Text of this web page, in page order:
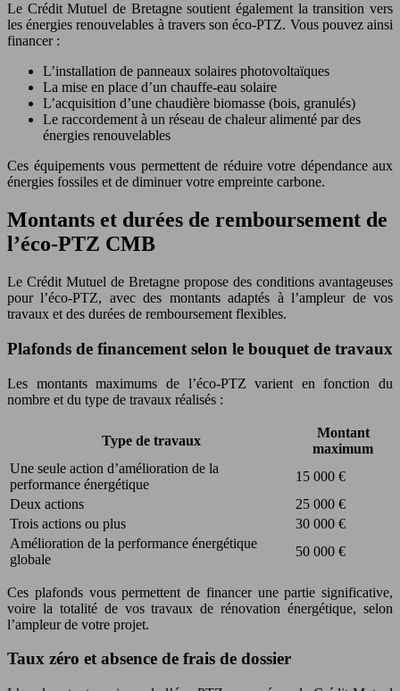
Le Crédit Mutuel de Bretagne soutient également la transition vers
les énergies renouvelables à travers son éco-PTZ. Vous pouvez ainsi
financer :
L’installation de panneaux solaires photovoltaïques
La mise en place d’un chauffe-eau solaire
L’acquisition d’une chaudière biomasse (bois, granulés)
Le raccordement à un réseau de chaleur alimenté par des
énergies renouvelables
Ces équipements vous permettent de réduire votre dépendance aux
énergies fossiles et de diminuer votre empreinte carbone.
Montants et durées de remboursement de
l’éco-PTZ CMB
Le Crédit Mutuel de Bretagne propose des conditions avantageuses
pour l’éco-PTZ, avec des montants adaptés à l’ampleur de vos
travaux et des durées de remboursement flexibles.
Plafonds de financement selon le bouquet de travaux
Les montants maximums de l’éco-PTZ varient en fonction du
nombre et du type de travaux réalisés :
Type de travaux
Montant
maximum
Une seule action d’amélioration de la
performance énergétique
15 000 €
Deux actions
25 000 €
Trois actions ou plus
30 000 €
Amélioration de la performance énergétique
globale
50 000 €
Ces plafonds vous permettent de financer une partie significative,
voire la totalité de vos travaux de rénovation énergétique, selon
l’ampleur de votre projet.
Taux zéro et absence de frais de dossier